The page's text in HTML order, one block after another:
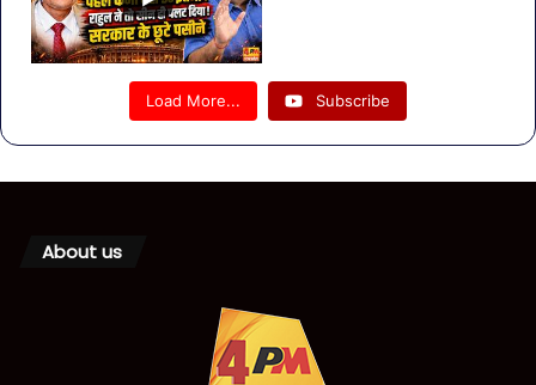
Load More... Subscribe
About us